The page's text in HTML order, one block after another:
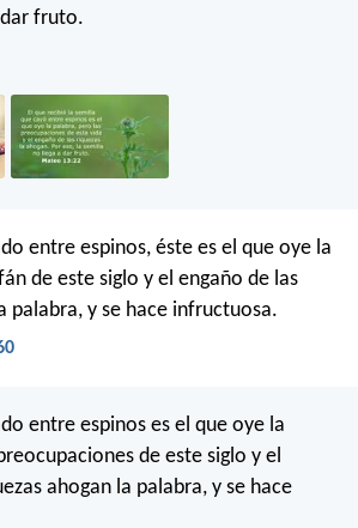
fruto.
entre espinos, éste es el que oye la
de este siglo y el engaño de las
palabra, y se hace infructuosa.
entre espinos es el que oye la
de este siglo y el
ahogan la palabra, y se hace